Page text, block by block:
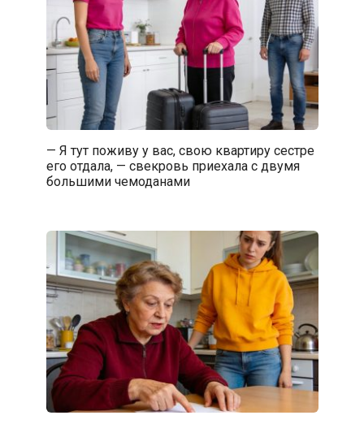
— Я тут поживу у вас, свою квартиру сестре
его отдала, — свекровь приехала с двумя
большими чемоданами